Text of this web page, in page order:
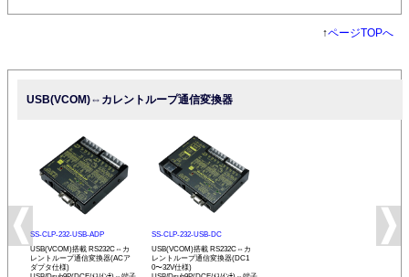
↑ページTOPへ
USB(VCOM)⇔カレントループ通信変換器
SS-CLP-232-USB-ADP
USB(VCOM)搭載 RS232C⇔カ
レントループ通信変換器(ACア
ダプタ仕様)
SS-CLP-232-USB-DC
USB(VCOM)搭載 RS232C⇔カ
レントループ通信変換器(DC1
0〜32V仕様)